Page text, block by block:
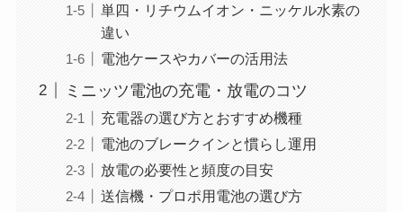
単四・リチウムイオン・ニッケル水素の
違い
電池ケースやカバーの活用法
ミニッツ電池の充電・放電のコツ
充電器の選び方とおすすめ機種
電池のブレークインと慣らし運用
放電の必要性と頻度の目安
送信機・プロポ用電池の選び方